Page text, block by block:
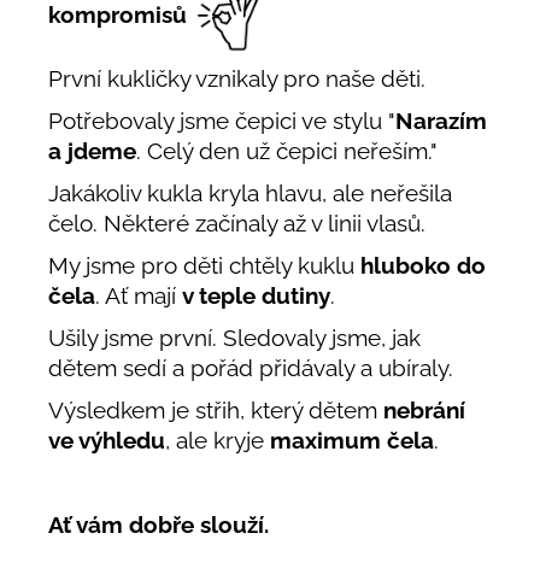
kompromisů
První kukličky vznikaly pro naše děti.
Potřebovaly jsme čepici ve stylu "Narazím
a jdeme. Celý den už čepici neřeším."
Jakákoliv kukla kryla hlavu, ale neřešila
čelo. Některé začínaly až v linii vlasů.
My jsme pro děti chtěly kuklu hluboko do
čela. Ať mají v teple dutiny.
Ušily jsme první. Sledovaly jsme, jak
dětem sedí a pořád přidávaly a ubíraly.
Výsledkem je střih, který dětem nebrání
ve výhledu, ale kryje maximum čela.
Ať vám dobře slouží.